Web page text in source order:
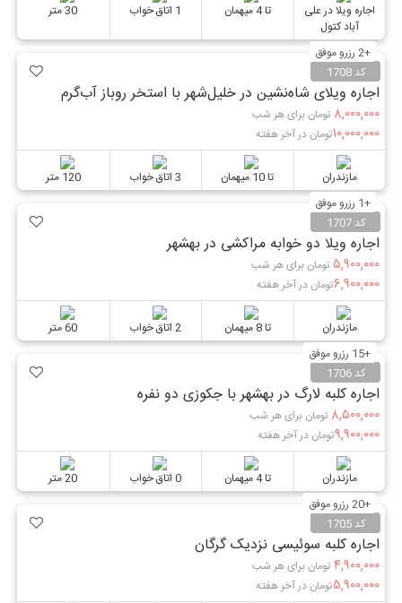
اجاره ویلا در علی
آباد کتول
تا 4 میهمان 1 اتاق خواب 30 متر
کد 1708
+2 رزرو موفق
اجاره ویلای شاه‌نشین در خلیل‌شهر با استخر روباز آب‌گرم
۸,۰۰۰,۰۰۰ تومان برای هر شب
۱۰,۰۰۰,۰۰۰تومان در آخر هفته
مازندران تا 10 میهمان 3 اتاق خواب 120 متر
کد 1707
+1 رزرو موفق
اجاره ویلا دو خوابه مراکشی در بهشهر
۵,۹۰۰,۰۰۰ تومان برای هر شب
۶,۹۰۰,۰۰۰تومان در آخر هفته
مازندران تا 8 میهمان 2 اتاق خواب 60 متر
کد 1706
+15 رزرو موفق
اجاره کلبه لارگ در بهشهر با جکوزی دو نفره
۸,۵۰۰,۰۰۰ تومان برای هر شب
۹,۹۰۰,۰۰۰تومان در آخر هفته
مازندران تا 4 میهمان 0 اتاق خواب 20 متر
کد 1705
+20 رزرو موفق
اجاره کلبه سوئیسی نزدیک گرگان
۴,۹۰۰,۰۰۰ تومان برای هر شب
۵,۹۰۰,۰۰۰تومان در آخر هفته